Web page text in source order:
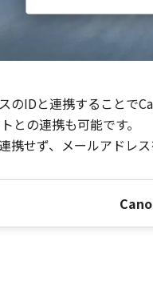
IDと連携することで
との連携も可能です。
せず、メールアドレス